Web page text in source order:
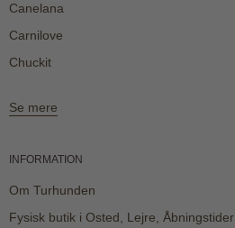
Canelana
Carnilove
Chuckit
Se mere
INFORMATION
Om Turhunden
Fysisk butik i Osted, Lejre, Åbningstider